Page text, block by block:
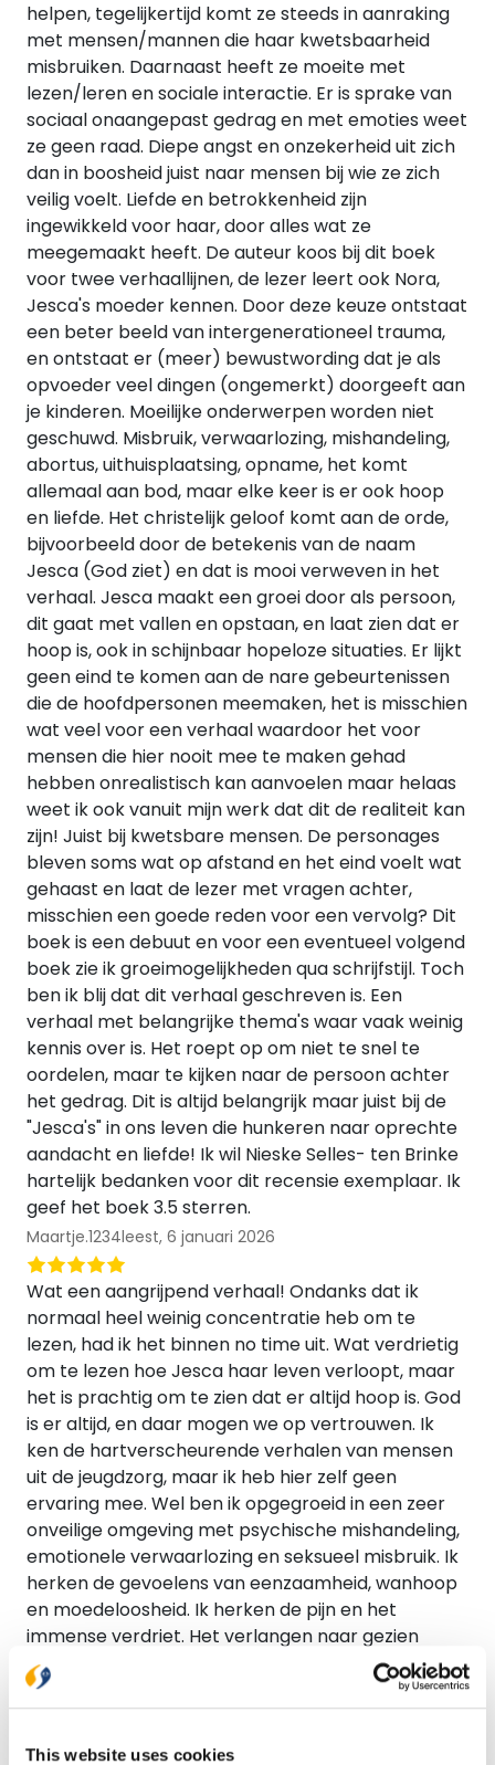
This website uses cookies
helpen, tegelijkertijd komt ze steeds in aanraking
met mensen/mannen die haar kwetsbaarheid
misbruiken. Daarnaast heeft ze moeite met
lezen/leren en sociale interactie. Er is sprake van
sociaal onaangepast gedrag en met emoties weet
ze geen raad. Diepe angst en onzekerheid uit zich
dan in boosheid juist naar mensen bij wie ze zich
veilig voelt. Liefde en betrokkenheid zijn
ingewikkeld voor haar, door alles wat ze
meegemaakt heeft. De auteur koos bij dit boek
voor twee verhaallijnen, de lezer leert ook Nora,
Jesca's moeder kennen. Door deze keuze ontstaat
een beter beeld van intergenerationeel trauma,
en ontstaat er (meer) bewustwording dat je als
opvoeder veel dingen (ongemerkt) doorgeeft aan
je kinderen. Moeilijke onderwerpen worden niet
geschuwd. Misbruik, verwaarlozing, mishandeling,
abortus, uithuisplaatsing, opname, het komt
allemaal aan bod, maar elke keer is er ook hoop
en liefde. Het christelijk geloof komt aan de orde,
bijvoorbeeld door de betekenis van de naam
Jesca (God ziet) en dat is mooi verweven in het
verhaal. Jesca maakt een groei door als persoon,
dit gaat met vallen en opstaan, en laat zien dat er
hoop is, ook in schijnbaar hopeloze situaties. Er lijkt
geen eind te komen aan de nare gebeurtenissen
die de hoofdpersonen meemaken, het is misschien
wat veel voor een verhaal waardoor het voor
mensen die hier nooit mee te maken gehad
hebben onrealistisch kan aanvoelen maar helaas
weet ik ook vanuit mijn werk dat dit de realiteit kan
zijn! Juist bij kwetsbare mensen. De personages
bleven soms wat op afstand en het eind voelt wat
gehaast en laat de lezer met vragen achter,
misschien een goede reden voor een vervolg? Dit
boek is een debuut en voor een eventueel volgend
boek zie ik groeimogelijkheden qua schrijfstijl. Toch
ben ik blij dat dit verhaal geschreven is. Een
verhaal met belangrijke thema's waar vaak weinig
kennis over is. Het roept op om niet te snel te
oordelen, maar te kijken naar de persoon achter
het gedrag. Dit is altijd belangrijk maar juist bij de
"Jesca's" in ons leven die hunkeren naar oprechte
aandacht en liefde! Ik wil Nieske Selles- ten Brinke
hartelijk bedanken voor dit recensie exemplaar. Ik
geef het boek 3.5 sterren.
Maartje.1234leest, 6 januari 2026
Wat een aangrijpend verhaal! Ondanks dat ik
normaal heel weinig concentratie heb om te
lezen, had ik het binnen no time uit. Wat verdrietig
om te lezen hoe Jesca haar leven verloopt, maar
het is prachtig om te zien dat er altijd hoop is. God
is er altijd, en daar mogen we op vertrouwen. Ik
ken de hartverscheurende verhalen van mensen
uit de jeugdzorg, maar ik heb hier zelf geen
ervaring mee. Wel ben ik opgegroeid in een zeer
onveilige omgeving met psychische mishandeling,
emotionele verwaarlozing en seksueel misbruik. Ik
herken de gevoelens van eenzaamheid, wanhoop
en moedeloosheid. Ik herken de pijn en het
immense verdriet. Het verlangen naar gezien
worden. Naar me geliefd voelen. Nieske heeft dit zo
'accuraat' beschreven allemaal. Dit is écht zoals
het is, en dit boek voelt voor mij als erkenning.
Dankjewel, Nieske, voor jouw prachtige boek.